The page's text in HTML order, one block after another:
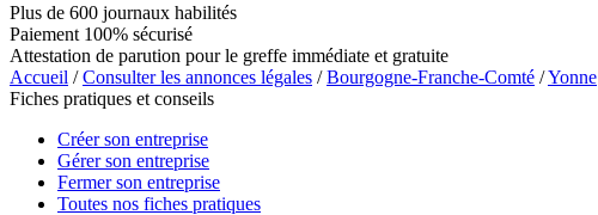
Plus de 600 journaux habilités
Paiement 100% sécurisé
Attestation de parution pour le greffe immédiate et gratuite
Accueil /Consulter les annonces légales /Bourgogne-Franche-Comté /Yonne
Fiches pratiques et conseils
Créer son entreprise
Gérer son entreprise
Fermer son entreprise
Toutes nos fiches pratiques